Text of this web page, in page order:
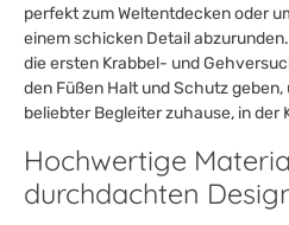
perfekt zum Weltentdecken oder
einem schicken Detail
die ersten Krabbel- und
den Füßen Halt und Schutz
beliebter Begleiter zuhause, in der
Hochwertige
durchdachten